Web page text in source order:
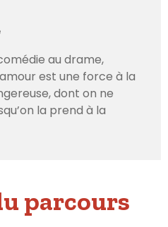
au drame,
est une force à la
dont on ne
la prend à la
parcours